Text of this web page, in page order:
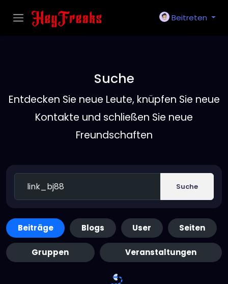
Beitreten
Suche
Entdecken Sie neue Leute, knüpfen Sie neue
Kontakte und schließen Sie neue
Freundschaften
Suche
Beiträge Blogs User Seiten
Gruppen Veranstaltungen